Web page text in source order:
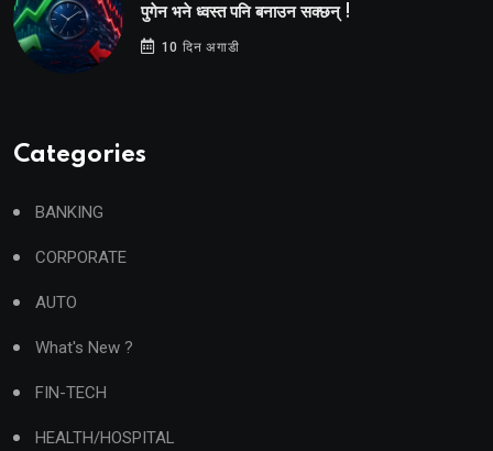
पुगेन भने ध्वस्त पनि बनाउन सक्छन् !
10 दिन अगाडी
Categories
BANKING
CORPORATE
AUTO
What's New ?
FIN-TECH
HEALTH/HOSPITAL